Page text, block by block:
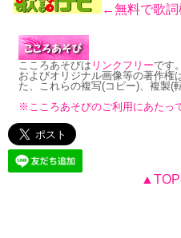
←無料で歌詞
こころあそびは リンクフリーです
およびオリジナル画像等の著作権
た、これらの複写(コピー)、複製(
※こころあそびのご利用にあたっ